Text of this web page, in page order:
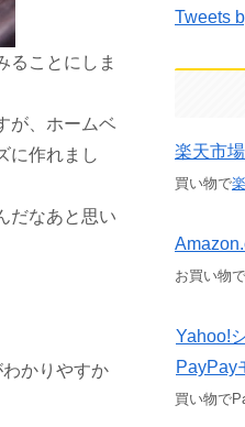
ることにしま
が、ホームベ
に作れまし
だなあと思い
かりやすか
Tweets
楽天市
買い物で
お買い物で
Yahoo!
PayPay
買い物で